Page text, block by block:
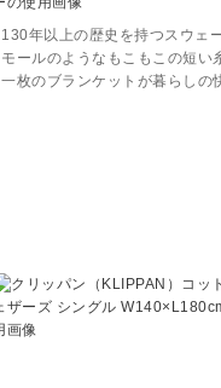
130年以上の歴史を持つスウェ
モールのようなもこもこの短い
一枚のブランケットが暮らしの